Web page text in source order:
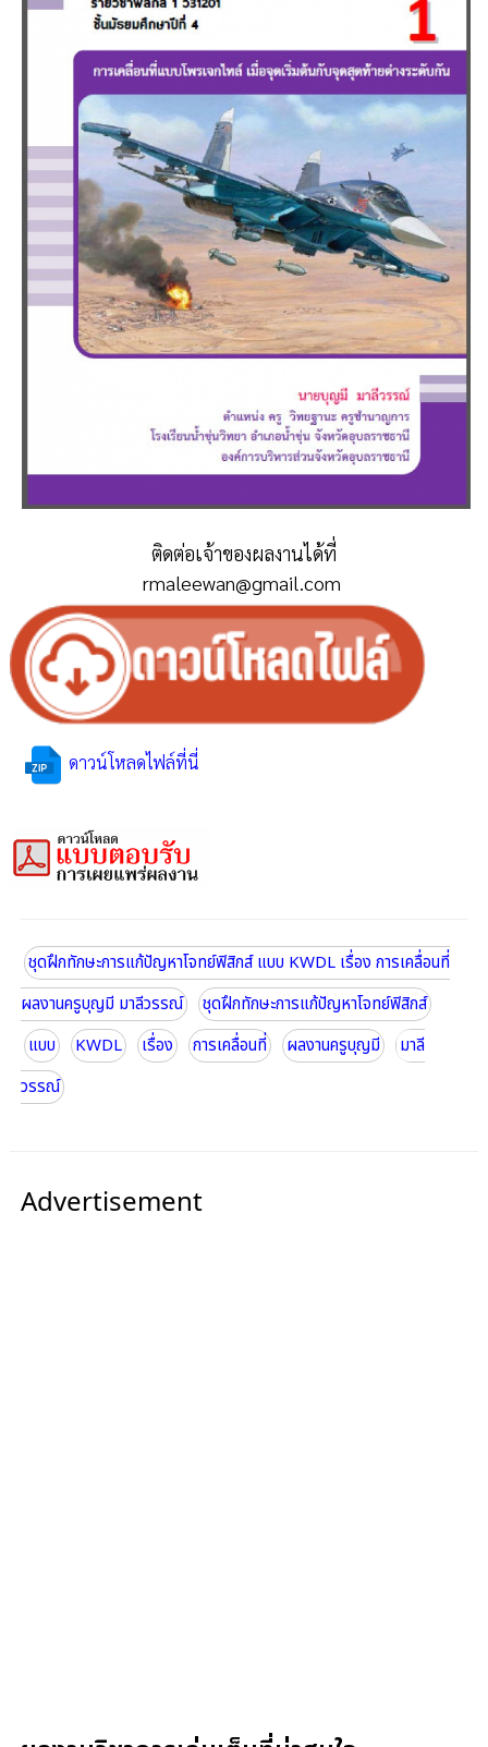
ติดต่อเจ้าของผลงานได้ที่
rmaleewan@gmail.com
ดาวน์โหลดไฟล์ที่นี่
ชุดฝึกทักษะการแก้ปัญหาโจทย์ฟิสิกส์ แบบ KWDL เรื่อง การเคลื่อนที่
ผลงานครูบุญมี มาลีวรรณ์
ชุดฝึกทักษะการแก้ปัญหาโจทย์ฟิสิกส์
แบบ
KWDL เรื่อง การเคลื่อนที่ ผลงานครูบุญมี
มาลี
วรรณ์
Advertisement